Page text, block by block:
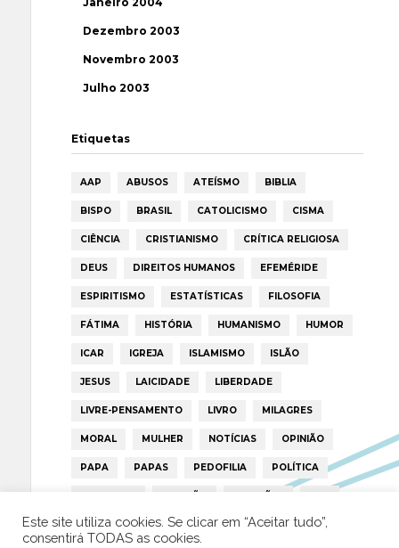
Dezembro 2003
Novembro 2003
Julho 2003
Etiquetas
AAP ABUSOS ATEÍSMO BIBLIA
BISPO BRASIL CATOLICISMO CISMA
CIÊNCIA CRISTIANISMO CRÍTICA RELIGIOSA
DEUS DIREITOS HUMANOS EFEMÉRIDE
ESPIRITISMO ESTATÍSTICAS FILOSOFIA
FÁTIMA HISTÓRIA HUMANISMO HUMOR
ICAR IGREJA ISLAMISMO ISLÃO
JESUS LAICIDADE LIBERDADE
LIVRE-PENSAMENTO LIVRO MILAGRES
MORAL MULHER NOTÍCIAS OPINIÃO
PAPA PAPAS PEDOFILIA POLÍTICA
PORTUGAL RELIGIÃO RELIGIÕES RTP
TRUMP VATICANO
Este site utiliza cookies. Se clicar em “Aceitar tudo”,
consentirá TODAS as cookies.